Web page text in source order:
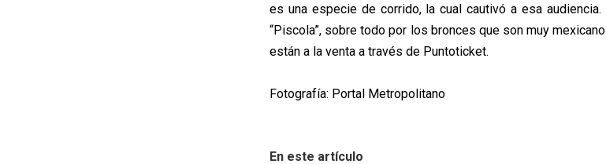
es una especie de corrido, la cual cautivó a esa
“Piscola”, sobre todo por los bronces que son muy
están a la venta a través de Puntoticket.
Fotografía: Portal Metropolitano
En este artículo